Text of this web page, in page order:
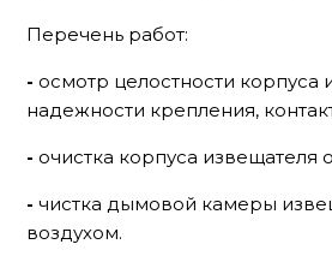
Перечень работ:
- осмотр целостности корпуса
надежности крепления,
- очистка корпуса извещателя
- чистка дымовой камеры
воздухом.